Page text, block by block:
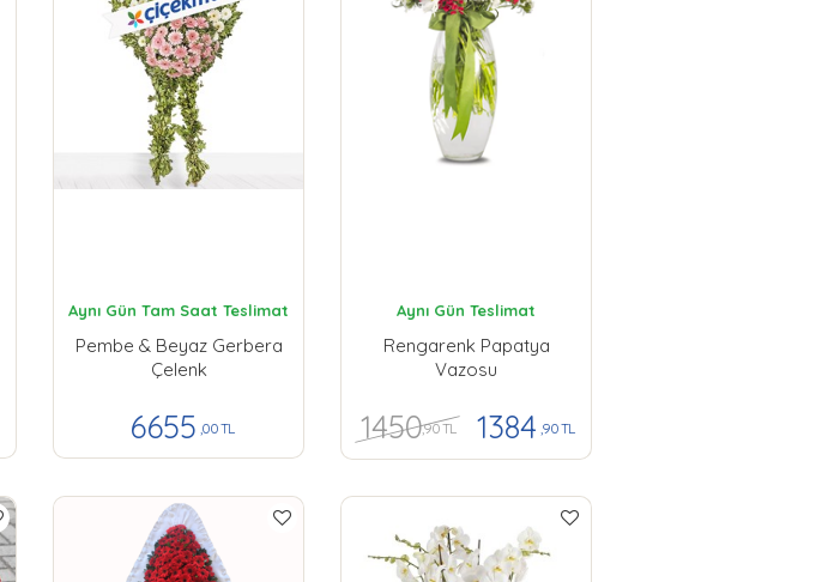
Aynı Gün Tam Saat Teslimat
Pembe & Beyaz Gerbera
Çelenk
6655 ,00 TL
Aynı Gün Teslimat
Rengarenk Papatya
Vazosu
1450,90 TL 1384 ,90 TL